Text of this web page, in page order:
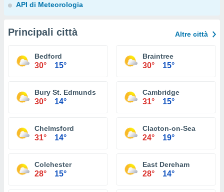
API di Meteorologia
Principali città Altre città
Bedford
30° 15°
Braintree
30° 15°
Bury St. Edmunds
30° 14°
Cambridge
31° 15°
Chelmsford
31° 14°
Clacton-on-Sea
24° 19°
Colchester
28° 15°
East Dereham
28° 14°